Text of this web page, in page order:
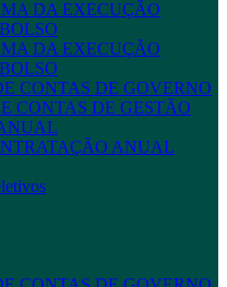
DA EXECUÇÃO
DA EXECUÇÃO
CONTAS DE GOVERNO
CONTAS DE GESTÃO
ANUAL